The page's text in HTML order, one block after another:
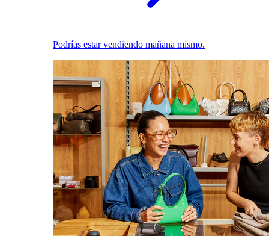
Podrías estar vendiendo mañana mismo.